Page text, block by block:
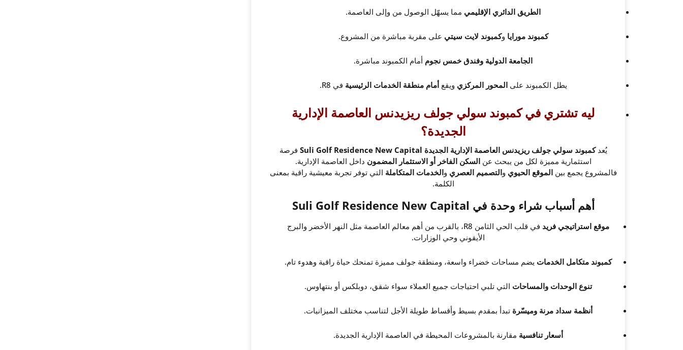
الطريق الدائري الإقليمي مما يسهّل الوصول من وإلى العاصمة.
كمبوند مورايا وكمبوند لايت سيتي على مقربة مباشرة من المشروع.
الجامعة الدولية وفندق خمس نجوم أمام الكمبوند مباشرة.
يطل الكمبوند علىالمحور المركزي ويقعأمام منطقة الخدمات الرئيسية في R8.
ليه تشتري في كمبوند سولي جولف ريزيدنس العاصمة الإدارية
الجديدة؟
يُعدكمبوند سولي جولف ريزيدنس العاصمة الإدارية الجديدة Suli Golf Residence New Capital
فرصة
استثمارية مميزة لكل من يبحث عنالسكن الفاخر أو الاستثمار المضمون داخل العاصمة الإدارية.
فالمشروع يجمع بينالموقع الحيوي والتصميم العصري والخدمات المتكاملة التي توفر تجربة معيشية راقية بمعنى
الكلمة.
أهم أسباب شراء وحدة في Suli Golf Residence New Capital
موقع استراتيجي فريد
في قلب الحي الثامن R8، بالقرب من أهم معالم العاصمة مثل النهر الأخضر والبرج
الأيقوني وحي الوزارات.
كمبوند متكامل الخدمات يضم مساحات خضراء واسعة، ومنطقة جولف مميزة تمنحك حياة راقية وهدوء تام.
تنوع الوحدات والمساحات التي تلبي احتياجات جميع العملاء سواء شقق، دوبلكس أو بنتهاوس.
أنظمة سداد مرنة وميسّرة تبدأ بمقدم بسيط وأقساط طويلة الأجل لتناسب مختلف الميزانيات.
أسعار تنافسية مقارنة بالمشروعات المحيطة في العاصمة الإدارية الجديدة.